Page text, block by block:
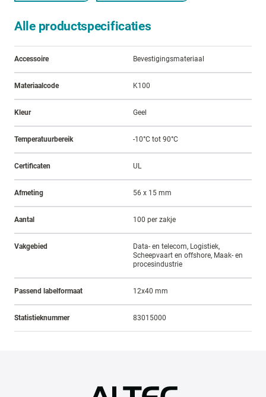
Alle productspecificaties
Accessoire Bevestigingsmateriaal
Materiaalcode K100
Kleur Geel
Temperatuurbereik -10°C tot 90°C
Certificaten UL
Afmeting 56 x 15 mm
Aantal 100 per zakje
Vakgebied
Data- en telecom, Logistiek,
Scheepvaart en offshore, Maak- en
procesindustrie
Passend labelformaat 12x40 mm
Statistieknummer 83015000